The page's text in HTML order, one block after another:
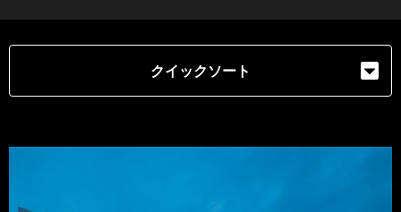
クイックソート